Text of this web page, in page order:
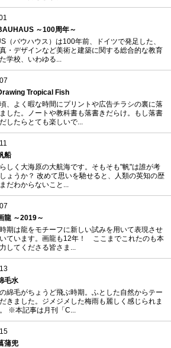
～100周年～
（バウハウス）は100年前、ドイツで発足した、
・デザインなど美術と建築に関する総合的な教育
学校、いわゆる...
Tropical Fish
、よく暇な時間にプリントや広告チラシの裏に落
した。ノートや教科書も落書きだらけ。もし落書
したらとても楽しいで...
船
しく大海原の大航海です。そもそも"帆"は誰が考
ょうか？ 改めて思いを馳せると、人類の英知の歴
だわからないこと...
龍 ～2019～
期は龍をモチーフに新しい試みを用いて表現させ
ています。画龍も12年！ ここまでこれたのも本
してくださる皆さま...
毛水
綿毛がちょうど飛ぶ時期。ふとした自然からテー
きました。ジメジメした梅雨も麗しく感じられま
※本記事は月刊「C...
蒲兜